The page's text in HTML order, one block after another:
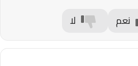
نعم لا